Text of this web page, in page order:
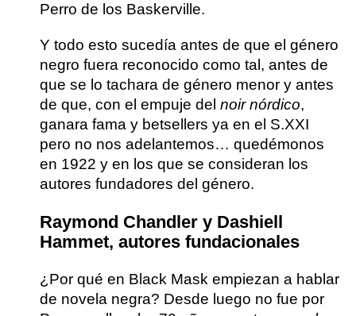
Perro de los Baskerville.
Y todo esto sucedía antes de que el género
negro fuera reconocido como tal, antes de
que se lo tachara de género menor y antes
de que, con el empuje del noir nórdico,
ganara fama y betsellers ya en el S.XXI
pero no nos adelantemos… quedémonos
en 1922 y en los que se consideran los
autores fundadores del género.
Raymond Chandler y Dashiell
Hammet, autores fundacionales
¿Por qué en Black Mask empiezan a hablar
de novela negra? Desde luego no fue por